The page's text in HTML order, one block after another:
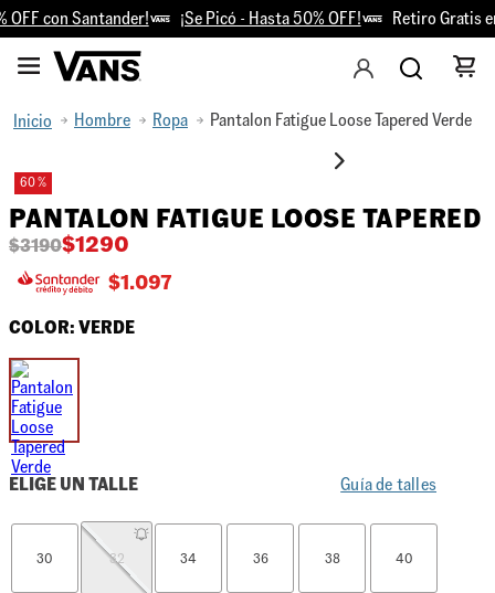
OFF con Santander! ¡Se Picó - Hasta 50% OFF! Retiro Gratis en
Hombre Ropa Pantalon Fatigue Loose Tapered Verde
60 %
PANTALON FATIGUE LOOSE TAPERED
$1290
$3190
$1.097
COLOR:VERDE
ELIGE UN TALLE Guía de talles
30 32 34 36 38 40